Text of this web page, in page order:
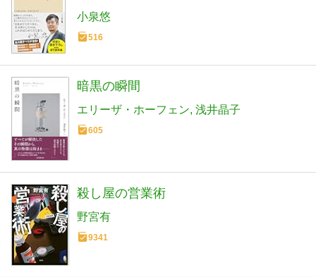
００)
小泉悠
516
暗黒の瞬間
エリーザ・ホーフェン 浅井晶子
605
殺し屋の営業術
野宮有
9341